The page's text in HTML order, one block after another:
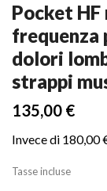
Pocket
frequenza
dolori
strappi
135,00 €
Invece di 180,00
Tasse incluse